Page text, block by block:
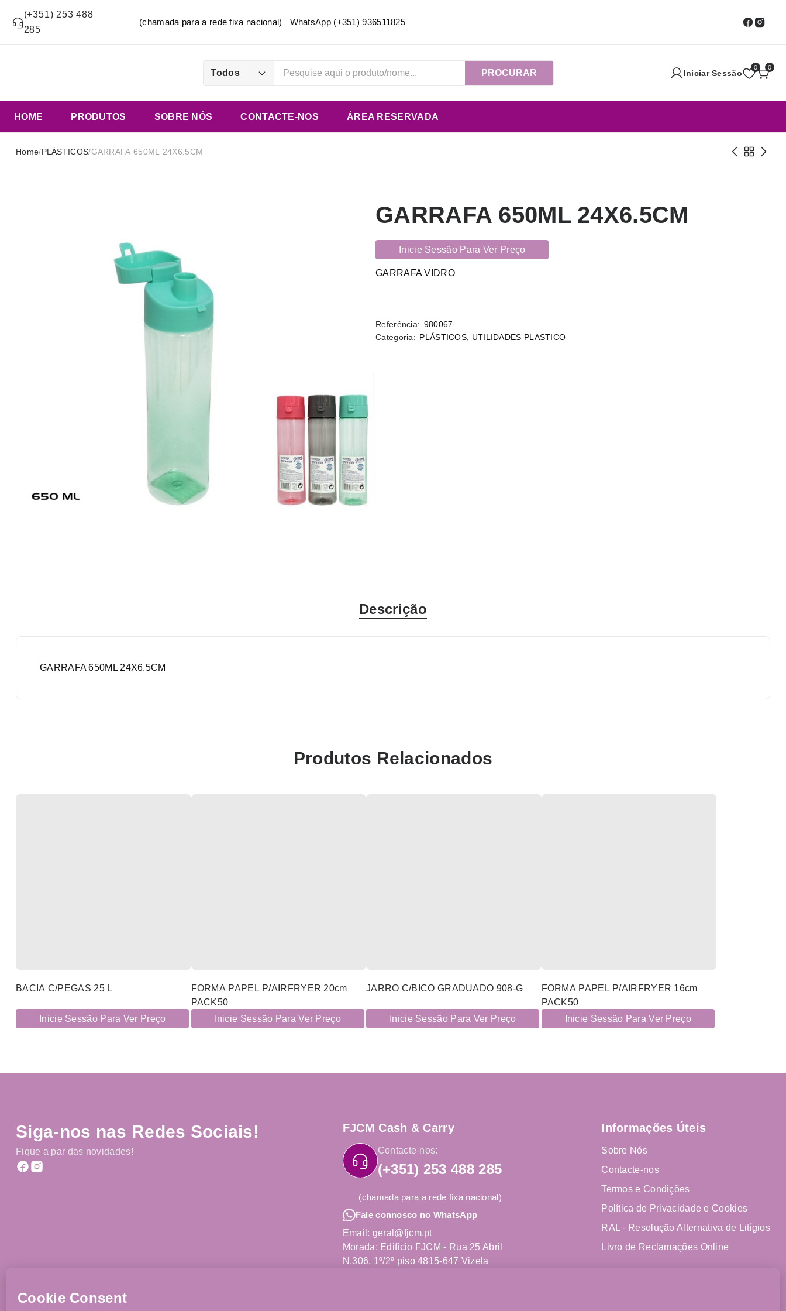
(+351) 253 488
285
(chamada para a rede fixa nacional) WhatsApp (+351) 936511825
Todos PROCURAR Iniciar Sessão
0 0
HOME PRODUTOS SOBRE NÓS CONTACTE-NOS ÁREA RESERVADA
Home/PLÁSTICOS/GARRAFA 650ML 24X6.5CM
GARRAFA 650ML 24X6.5CM
Inicie Sessão Para Ver Preço
GARRAFA VIDRO
Referência: 980067
Categoria: PLÁSTICOS UTILIDADES PLASTICO
Descrição
GARRAFA 650ML 24X6.5CM
Produtos Relacionados
BACIA C/PEGAS 25 L
Inicie Sessão Para Ver Preço
FORMA PAPEL P/AIRFRYER 20cm
PACK50
Inicie Sessão Para Ver Preço
JARRO C/BICO GRADUADO 908-G
Inicie Sessão Para Ver Preço
FORMA PAPEL P/AIRFRYER 16cm
PACK50
Inicie Sessão Para Ver Preço
Siga-nos nas Redes Sociais!
Fique a par das novidades!
FJCM Cash & Carry
Contacte-nos:
(+351) 253 488 285
(chamada para a rede fixa nacional)
Fale connosco no WhatsApp
Email: geral@fjcm.pt
Morada: Edifício FJCM - Rua 25 Abril
N.306, 1º/2º piso 4815-647 Vizela
Informações Úteis
Sobre Nós
Contacte-nos
Termos e Condições
Política de Privacidade e Cookies
RAL - Resolução Alternativa de Litígios
Livro de Reclamações Online